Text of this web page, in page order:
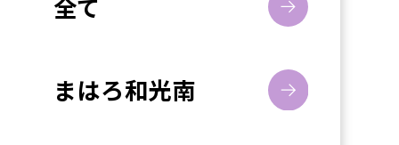
全て
まはろ和光南